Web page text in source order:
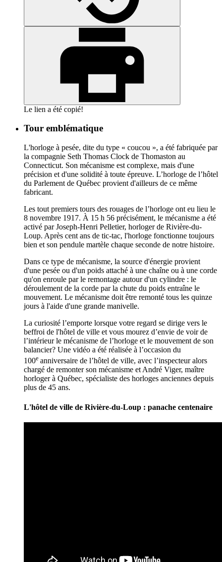
Le lien a été copié!
Tour emblématique
L'horloge à pesée, dite du type « coucou », a été fabriquée par
la compagnie Seth Thomas Clock de Thomaston au
Connecticut. Son mécanisme est complexe, mais d'une
précision et d'une solidité à toute épreuve. L’horloge de l’hôtel
du Parlement de Québec provient d'ailleurs de ce même
fabricant.
Les tout premiers tours des rouages de l’horloge ont eu lieu le
8 novembre 1917. À 15 h 56 précisément, le mécanisme a été
activé par Joseph-Henri Pelletier, horloger de Rivière-du-
Loup. Après cent ans de tic-tac, l'horloge fonctionne toujours
bien et son pendule martèle chaque seconde de notre histoire.
Dans ce type de mécanisme, la source d'énergie provient
d'une pesée ou d'un poids attaché à une chaîne ou à une corde
qu'on enroule par le remontage autour d'un cylindre : le
déroulement de la corde par la chute du poids entraîne le
mouvement. Le mécanisme doit être remonté tous les quinze
jours à l'aide d'une grande manivelle.
La curiosité l’emporte lorsque votre regard se dirige vers le
beffroi de l'hôtel de ville et vous mourez d’envie de voir de
l’intérieur le mécanisme de l’horloge et le mouvement de son
balancier? Une vidéo a été réalisée à l’occasion du
100e anniversaire de l’hôtel de ville, avec l’inspecteur alors
chargé de remonter son mécanisme et André Viger, maître
horloger à Québec, spécialiste des horloges anciennes depuis
plus de 45 ans.
L'hôtel de ville de Rivière-du-Loup : panache centenaire